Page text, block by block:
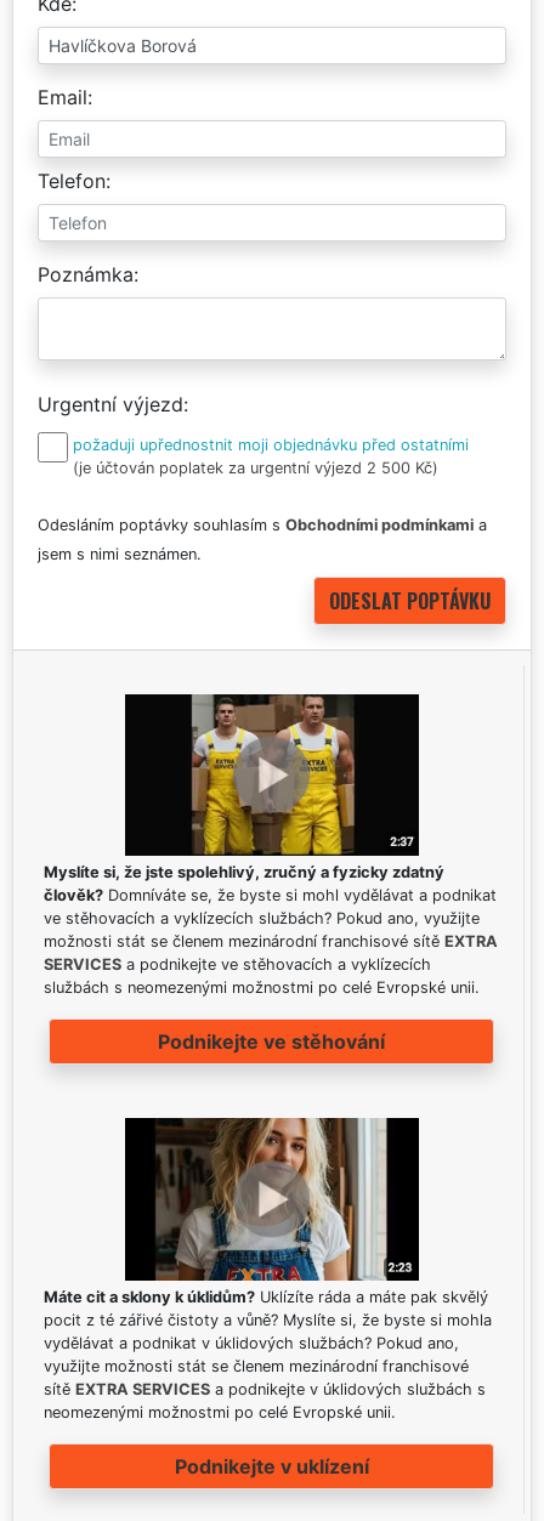
Email
Telefon
Poznámka
Urgentní výjezd
požaduji upřednostnit moji objednávku před ostatními
(je účtován poplatek za urgentní výjezd 2 500 Kč)
Odesláním poptávky souhlasím s Obchodními podmínkami a
jsem s nimi seznámen.
Myslíte si, že jste spolehlivý, zručný a fyzicky zdatný
člověk? Domníváte se, že byste si mohl vydělávat a podnikat
ve stěhovacích a vyklízecích službách? Pokud ano, využijte
možnosti stát se členem mezinárodní franchisové sítě EXTRA
SERVICES a podnikejte ve stěhovacích a vyklízecích
službách s neomezenými možnostmi po celé Evropské unii.
Podnikejte ve stěhování
Máte cit a sklony k úklidům? Uklízíte ráda a máte pak skvělý
pocit z té zářivé čistoty a vůně? Myslíte si, že byste si mohla
vydělávat a podnikat v úklidových službách? Pokud ano,
využijte možnosti stát se členem mezinárodní franchisové
sítě EXTRA SERVICES a podnikejte v úklidových službách s
neomezenými možnostmi po celé Evropské unii.
Podnikejte v uklízení